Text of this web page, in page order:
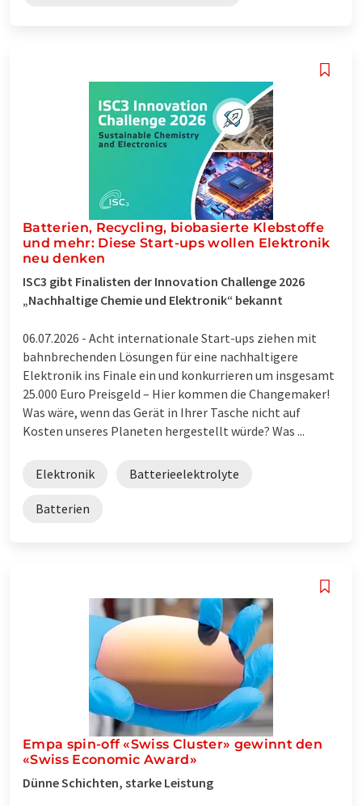
Batterien, Recycling, biobasierte Klebstoffe
und mehr: Diese Start-ups wollen Elektronik
neu denken
ISC3 gibt Finalisten der Innovation Challenge 2026
„Nachhaltige Chemie und Elektronik“ bekannt
06.07.2026 - Acht internationale Start-ups ziehen mit
bahnbrechenden Lösungen für eine nachhaltigere
Elektronik ins Finale ein und konkurrieren um insgesamt
25.000 Euro Preisgeld – Hier kommen die Changemaker!
Was wäre, wenn das Gerät in Ihrer Tasche nicht auf
Kosten unseres Planeten hergestellt würde? Was ...
Elektronik Batterieelektrolyte
Batterien
Empa spin-off «Swiss Cluster» gewinnt den
«Swiss Economic Award»
Dünne Schichten, starke Leistung